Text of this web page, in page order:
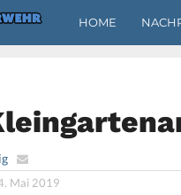
HOME
Mai 2019